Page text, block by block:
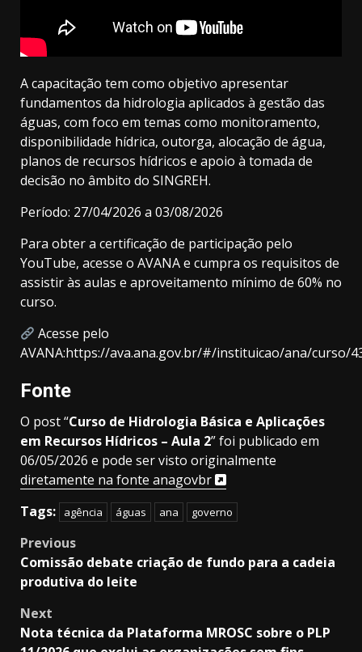
A capacitação tem como objetivo apresentar
fundamentos da hidrologia aplicados à gestão das
águas, com foco em temas como monitoramento,
disponibilidade hídrica, outorga, alocação de água,
planos de recursos hídricos e apoio à tomada de
decisão no âmbito do SINGREH.
Período: 27/04/2026 a 03/08/2026
Para obter a certificação de participação pelo
YouTube, acesse o AVANA e cumpra os requisitos de
assistir às aulas e aproveitamento mínimo de 60% no
curso.
Acesse pelo
AVANA:https://ava.ana.gov.br/#/instituicao/ana/curso/
Fonte
O post “Curso de Hidrologia Básica e Aplicações
em Recursos Hídricos – Aula 2” foi publicado em
06/05/2026 e pode ser visto originalmente
diretamente na fonte anagovbr
Tags:
agência águas ana governo
Post
navigation
Previous
Comissão debate criação de fundo para a cadeia
produtiva do leite
Next
Nota técnica da Plataforma MROSC sobre o PLP